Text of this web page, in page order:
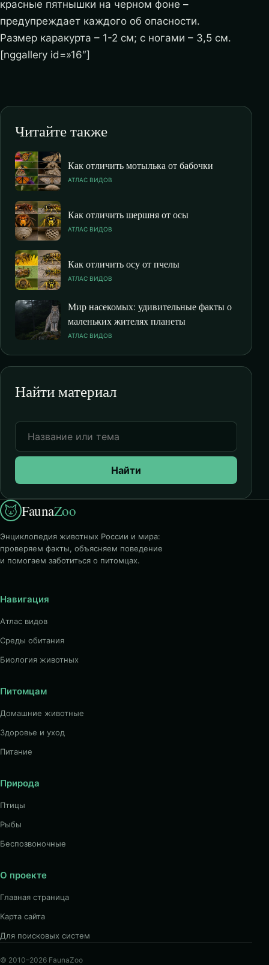
красные пятнышки на черном фоне –
предупреждает каждого об опасности.
Размер каракурта – 1-2 см; с ногами – 3,5 см.
[nggallery id=»16″]
Читайте также
Как отличить мотылька от бабочки
АТЛАС ВИДОВ
Как отличить шершня от осы
АТЛАС ВИДОВ
Как отличить осу от пчелы
АТЛАС ВИДОВ
Мир насекомых: удивительные факты о
маленьких жителях планеты
АТЛАС ВИДОВ
Найти материал
Найти
FaunaZoo
Энциклопедия животных России и мира:
проверяем факты, объясняем поведение
и помогаем заботиться о питомцах.
Навигация
Атлас видов
Среды обитания
Биология животных
Питомцам
Домашние животные
Здоровье и уход
Питание
Природа
Птицы
Рыбы
Беспозвоночные
О проекте
Главная страница
Карта сайта
Для поисковых систем
© 2010–2026 FaunaZoo